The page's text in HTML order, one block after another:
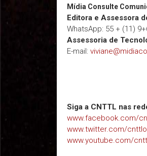
Mídia Consulte
Editora e Assessora
WhatsApp: 55 + (11)
Assessoria de
E-mail:
Siga a CNTTL nas
www.facebook.com/
www.twitter.com/
www.youtube.com/